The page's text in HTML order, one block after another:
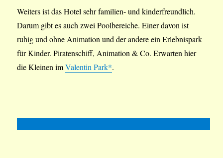
Weiters ist das Hotel sehr familien- und kinderfreundlich.
Darum gibt es auch zwei Poolbereiche. Einer davon ist
ruhig und ohne Animation und der andere ein Erlebnispark
für Kinder. Piratenschiff, Animation & Co. Erwarten hier
die Kleinen imValentin Park*.